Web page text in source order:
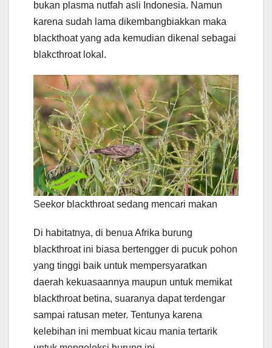
bukan plasma nutfah asli Indonesia. Namun
karena sudah lama dikembangbiakkan maka
blackthoat yang ada kemudian dikenal sebagai
blakcthroat lokal.
Seekor blackthroat sedang mencari makan
Di habitatnya, di benua Afrika burung
blackthroat ini biasa bertengger di pucuk pohon
yang tinggi baik untuk mempersyaratkan
daerah kekuasaannya maupun untuk memikat
blackthroat betina, suaranya dapat terdengar
sampai ratusan meter. Tentunya karena
kelebihan ini membuat kicau mania tertarik